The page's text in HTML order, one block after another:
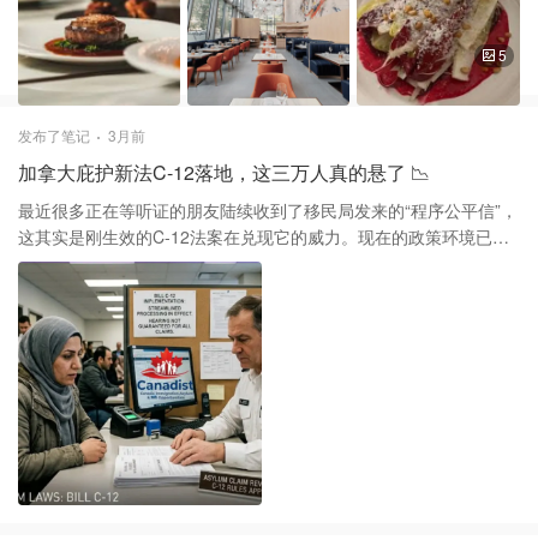
你觉得提高针对富人的税收，真的能让普通人的生活变好吗？还是
说这只是一个听起来很爽但很难实现的“口号”？欢迎在评论区一起理
性讨论！
香气非常治愈。海鲜类我个人比较推荐那个虹鳟鱼，火候处理得极
其精准，搭配的蛤蜊高汤鲜甜且不抢戏，整体口感的平衡度把握得
非常老练。 不过讲真，这里的价位确实不算低，如果点几个热门小
菜再配上酒水，人均消费轻轻松松就会过百。 1️⃣ 停车是这一带的硬
伤，建议停在附近的商业停车场或者直接打车过来，省得在Bay街周
晚上，这里的生意一直非常火爆，直接过去几乎是不可能有位置
的。 3️⃣ 虽然环境美得像画，但人多的时候餐厅内部稍微有点吵，如
果是想找个极度安静的地方聊正事，这里可能不太合适。 虽然价格
略贵，但如果你是冲着主厨的手艺或者想找个有仪式感的地方过纪
念日，这里的体验还是对得起这份期待的。
5
发布了笔记 3月前
加拿大庇护新法C-12落地，这三万人真的悬了 📉
最近很多正在等听证的朋友陆续收到了移民局发来的“程序公平信”，
这其实是刚生效的C-12法案在兑现它的威力。现在的政策环境已经
彻底告别了过去的宽松期，渥太华这次清理积压案件的决心比很多
人预想的要大得多。 新法案最核心的杀手锏就是“一年期限”铁律。
只要你是2020年6月以后入境的，但在进入加拿大超过一年后才递交
庇护申请，那你的案子现在很大概率会被判定为“不合格”。这意味着
你直接失去了去难民法庭参加口头听证的机会，这在以前几乎是不
可想象的。 失去听证机会后，案子会被直接转入遣返前风险评估程
序。说实话，这个程序主要是书面审核，成功率远低于法官当面审
理，基本被视为驱逐出境前的最后一道关卡。而且更现实的是，一
旦申请被裁定不合格，相关的工签可能在90天内就会失效，这会让
很多人的生活直接停摆。 目前估计受影响的人数在三万左右，政府